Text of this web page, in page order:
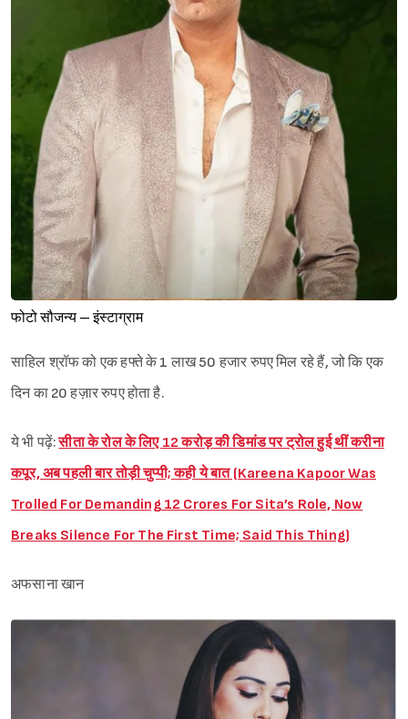
फोटो सौजन्य – इंस्टाग्राम
साहिल श्रॉफ को एक हफ्ते के 1 लाख 50 हजार रुपए मिल रहे हैं, जो कि एक
दिन का 20 हज़ार रुपए होता है.
ये भी पढ़ें:सीता के रोल के लिए 12 करोड़ की डिमांड पर ट्रोल हुई थीं करीना
कपूर, अब पहली बार तोड़ी चुप्पी; कही ये बात (Kareena Kapoor Was
Trolled For Demanding 12 Crores For Sita’s Role, Now
Breaks Silence For The First Time; Said This Thing)
अफसाना खान